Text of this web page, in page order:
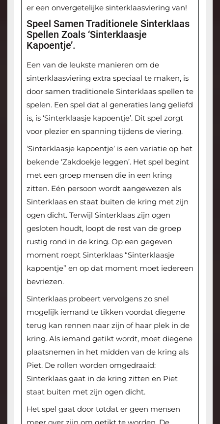
er een onvergetelijke sinterklaasviering van!
Speel Samen Traditionele Sinterklaas
Spellen Zoals ‘Sinterklaasje
Kapoentje’.
Een van de leukste manieren om de
sinterklaasviering extra speciaal te maken, is
door samen traditionele Sinterklaas spellen te
spelen. Een spel dat al generaties lang geliefd
is, is ‘Sinterklaasje kapoentje’. Dit spel zorgt
voor plezier en spanning tijdens de viering.
‘Sinterklaasje kapoentje’ is een variatie op het
bekende ‘Zakdoekje leggen’. Het spel begint
met een groep mensen die in een kring
zitten. Eén persoon wordt aangewezen als
Sinterklaas en staat buiten de kring met zijn
ogen dicht. Terwijl Sinterklaas zijn ogen
gesloten houdt, loopt de rest van de groep
rustig rond in de kring. Op een gegeven
moment roept Sinterklaas “Sinterklaasje
kapoentje” en op dat moment moet iedereen
bevriezen.
Sinterklaas probeert vervolgens zo snel
mogelijk iemand te tikken voordat diegene
terug kan rennen naar zijn of haar plek in de
kring. Als iemand getikt wordt, moet diegene
plaatsnemen in het midden van de kring als
Piet. De rollen worden omgedraaid:
Sinterklaas gaat in de kring zitten en Piet
staat buiten met zijn ogen dicht.
Het spel gaat door totdat er geen mensen
meer over zijn om getikt te worden. De